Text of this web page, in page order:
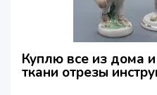
Куплю все из дома
ткани отрезы